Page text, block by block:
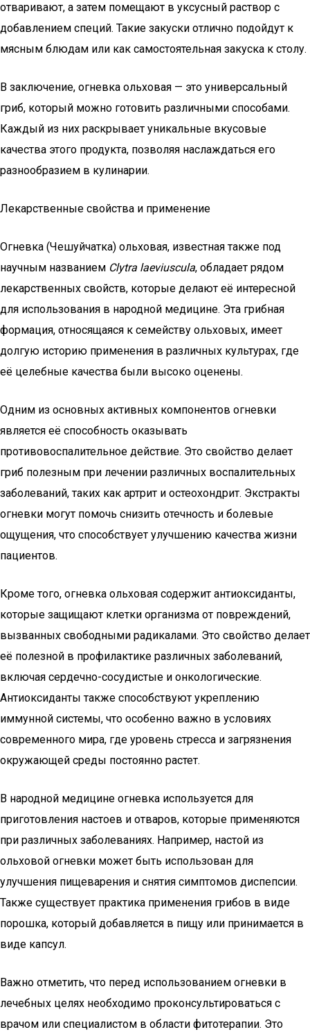
отваривают, а затем помещают в уксусный раствор с
добавлением специй. Такие закуски отлично подойдут к
мясным блюдам или как самостоятельная закуска к столу.
В заключение, огневка ольховая — это универсальный
гриб, который можно готовить различными способами.
Каждый из них раскрывает уникальные вкусовые
качества этого продукта, позволяя наслаждаться его
разнообразием в кулинарии.
Лекарственные свойства и применение
Огневка (Чешуйчатка) ольховая, известная также под
научным названием Clytra laeviuscula, обладает рядом
лекарственных свойств, которые делают её интересной
для использования в народной медицине. Эта грибная
формация, относящаяся к семейству ольховых, имеет
долгую историю применения в различных культурах, где
её целебные качества были высоко оценены.
Одним из основных активных компонентов огневки
является её способность оказывать
противовоспалительное действие. Это свойство делает
гриб полезным при лечении различных воспалительных
заболеваний, таких как артрит и остеохондрит. Экстракты
огневки могут помочь снизить отечность и болевые
ощущения, что способствует улучшению качества жизни
пациентов.
Кроме того, огневка ольховая содержит антиоксиданты,
которые защищают клетки организма от повреждений,
вызванных свободными радикалами. Это свойство делает
её полезной в профилактике различных заболеваний,
включая сердечно-сосудистые и онкологические.
Антиоксиданты также способствуют укреплению
иммунной системы, что особенно важно в условиях
современного мира, где уровень стресса и загрязнения
окружающей среды постоянно растет.
В народной медицине огневка используется для
приготовления настоев и отваров, которые применяются
при различных заболеваниях. Например, настой из
ольховой огневки может быть использован для
улучшения пищеварения и снятия симптомов диспепсии.
Также существует практика применения грибов в виде
порошка, который добавляется в пищу или принимается в
виде капсул.
Важно отметить, что перед использованием огневки в
лечебных целях необходимо проконсультироваться с
врачом или специалистом в области фитотерапии. Это